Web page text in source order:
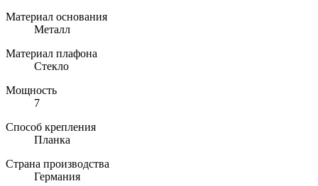
Материал основания
Металл
Материал плафона
Стекло
Мощность
7
Способ крепления
Планка
Страна производства
Германия